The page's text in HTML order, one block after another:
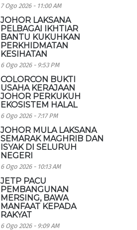
7 Ogo 2026 - 11:00 AM
JOHOR LAKSANA
PELBAGAI IKHTIAR
BANTU KUKUHKAN
PERKHIDMATAN
KESIHATAN
6 Ogo 2026 - 9:53 PM
COLORCON BUKTI
USAHA KERAJAAN
JOHOR PERKUKUH
EKOSISTEM HALAL
6 Ogo 2026 - 7:17 PM
JOHOR MULA LAKSANA
SEMARAK MAGHRIB DAN
ISYAK DI SELURUH
NEGERI
6 Ogo 2026 - 10:13 AM
JETP PACU
PEMBANGUNAN
MERSING, BAWA
MANFAAT KEPADA
RAKYAT
6 Ogo 2026 - 9:09 AM